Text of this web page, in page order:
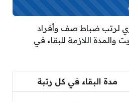
لرتب ضباط صف وأفراد
اللازمة للبقاء في
مدة البقاء في كل رتبة